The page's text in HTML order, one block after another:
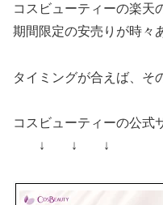
コスビューティーの楽天
期間限定の安売りが時々
タイミングが合えば、そ
コスビューティーの公式
↓ ↓ ↓